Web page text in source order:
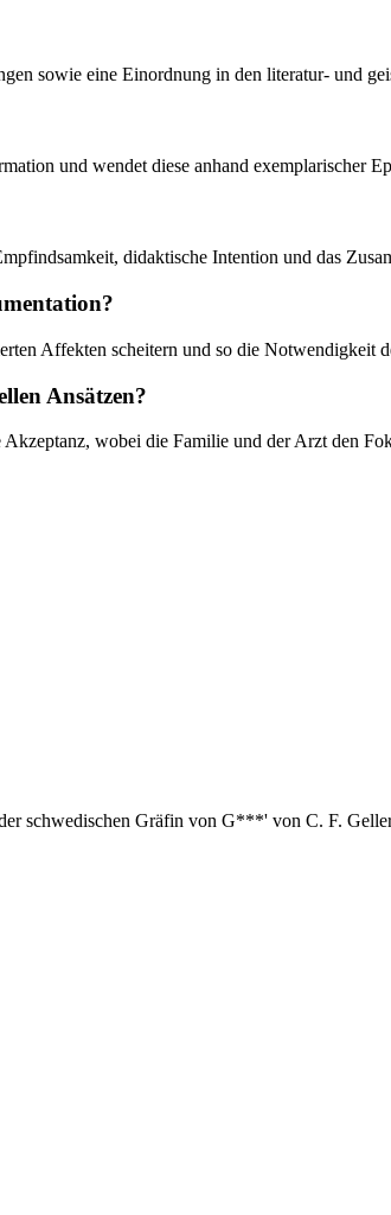
sowie eine Einordnung in den literatur- und
und wendet diese anhand exemplarischer
didaktische Intention und das
Affekten scheitern und so die Notwendigkeit
Ansätzen?
wobei die Familie und der Arzt den
schwedischen Gräfin von G***' von C. F.